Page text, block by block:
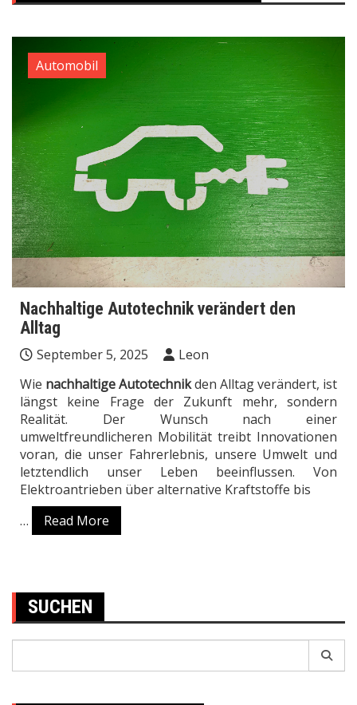
Automobil
Nachhaltige Autotechnik verändert den
Alltag
September 5, 2025
Leon
Wie nachhaltige Autotechnikden Alltag verändert, ist
längst keine Frage der Zukunft mehr, sondern
Realität. Der Wunsch nach einer
umweltfreundlicheren Mobilität treibt Innovationen
voran, die unser Fahrerlebnis, unsere Umwelt und
letztendlich unser Leben beeinflussen. Von
Elektroantrieben über alternative Kraftstoffe bis
…
Read More
SUCHEN